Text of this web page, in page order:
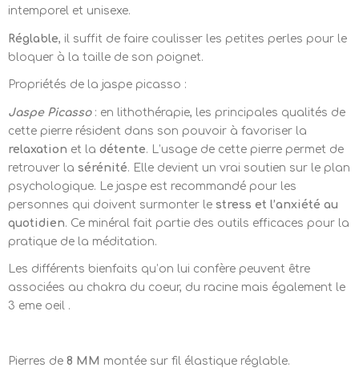
intemporel et unisexe.
Réglable, il suffit de faire coulisser les petites perles pour le
bloquer à la taille de son poignet.
Propriétés de la jaspe picasso :
Jaspe Picasso : en lithothérapie, les principales qualités de
cette pierre résident dans son pouvoir à favoriser la
relaxation et la détente. L’usage de cette pierre permet de
retrouver la sérénité. Elle devient un vrai soutien sur le plan
psychologique. Le jaspe est recommandé pour les
personnes qui doivent surmonter le stress et l’anxiété au
quotidien. Ce minéral fait partie des outils efficaces pour la
pratique de la méditation.
Les différents bienfaits qu’on lui confère peuvent être
associées au chakra du coeur, du racine mais également le
3 eme oeil .
Pierres de 8 MM montée sur fil élastique réglable.